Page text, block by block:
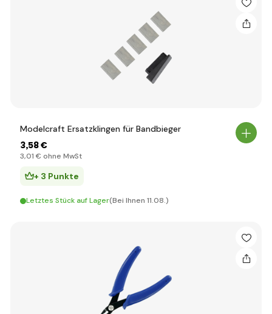
Modelcraft Ersatzklingen für Bandbieger
3,58 €
3,01 € ohne MwSt
+ 3 Punkte
Letztes Stück auf Lager(Bei Ihnen 11.08.)